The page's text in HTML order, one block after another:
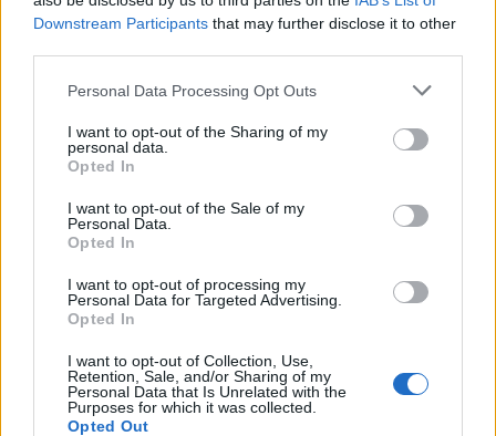
Downstream Participants that may further disclose it to other
Please note that this website/app uses one or more Google
not limited to your visit or usage behaviour. You may click to
grant or deny consent to Google and its third-party tags to
use your data for below specified purposes in below Google
consent section.
Personal Data Processing Opt Outs
I want to opt-out of the Sharing of my
personal data.
Opted In
I want to opt-out of the Sale of my
Personal Data.
Opted In
I want to opt-out of processing my
Personal Data for Targeted Advertising.
Opted In
I want to opt-out of Collection, Use,
Retention, Sale, and/or Sharing of my
Personal Data that Is Unrelated with the
Purposes for which it was collected.
Opted Out
Zobacz, co zyskują abonenci Dobrego słownika.
Często sprawdzane
Wieloznaczne słowo
tego Gwidona, kiedytego Gwida, kiedy
czyli jeszcze o odmianie imieniaGwido
Dokonywać obróbki akwatermicznej ceramiki...